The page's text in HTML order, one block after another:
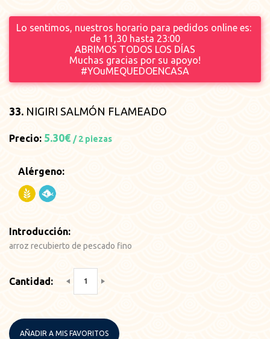
Lo sentimos, nuestros horario para pedidos online es:
de 11,30 hasta 23:00
ABRIMOS TODOS LOS DÍAS
Muchas gracias por su apoyo!
#YOuMEQUEDOENCASA
33. NIGIRI SALMÓN FLAMEADO
Precio: 5.30€ / 2 piezas
Alérgeno:
Introducción:
arroz recubierto de pescado fino
Cantidad:
AÑADIR A MIS FAVORITOS